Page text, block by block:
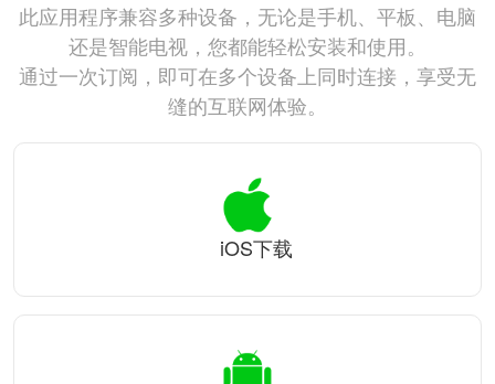
此应用程序兼容多种设备，无论是手机、平板、电脑
还是智能电视，您都能轻松安装和使用。
通过一次订阅，即可在多个设备上同时连接，享受无
缝的互联网体验。
iOS下载